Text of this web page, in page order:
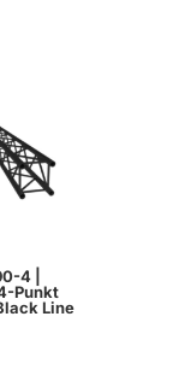
4 |
Punkt
Line